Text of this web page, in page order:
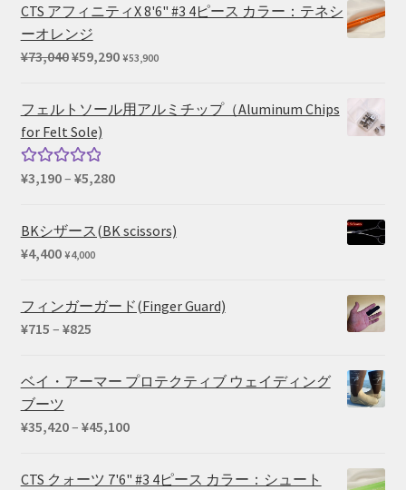
CTS アフィニティX 8'6" #3 4ピース カラー：テネシ
ーオレンジ
¥73,040元
価
格
は
た。
¥59,290現
の
す。
¥53,900
フェルトソール用アルミチップ（Aluminum Chips
for Felt Sole)
5段階中
¥3,190– ¥5,280価
帯:
BKシザース(BK scissors)
¥4,400 ¥4,000
フィンガーガード(Finger Guard)
¥715 – ¥825価
¥825
ベイ・アーマー プロテクティブ ウェイディング
ブーツ
¥35,420– ¥45,100価
帯:
CTS クォーツ 7'6" #3 4ピース カラー：シュート